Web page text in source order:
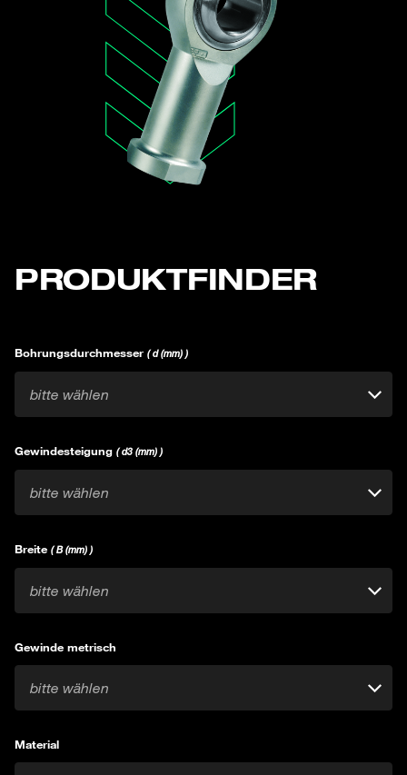
PRODUKTFINDER
Bohrungsdurchmesser ( d (mm) )
bitte wählen
Gewindesteigung ( d3 (mm) )
bitte wählen
Breite ( B (mm) )
bitte wählen
Gewinde metrisch
bitte wählen
Material